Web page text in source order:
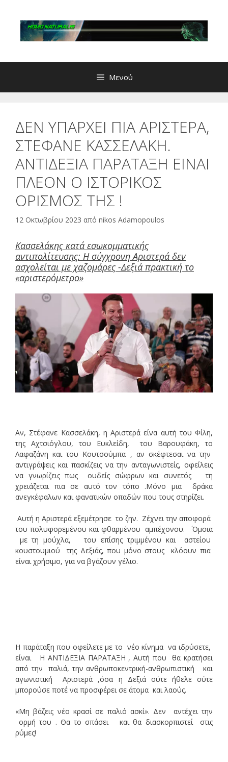
περιεχόμενο
Μενού
ΔΕΝ ΥΠΑΡΧΕΙ ΠΙΑ ΑΡΙΣΤΕΡΑ,
ΣΤΕΦΑΝΕ ΚΑΣΣΕΛΑΚΗ.
ΑΝΤΙΔΕΞΙΑ ΠΑΡΑΤΑΞΗ ΕΙΝΑΙ
ΠΛΕΟΝ Ο ΙΣΤΟΡΙΚΟΣ
ΟΡΙΣΜΟΣ ΤΗΣ !
12 Οκτωβρίου 2023 από nikos Adamopoulos
Κασσελάκης κατά εσωκομματικής
αντιπολίτευσης: Η σύγχρονη Αριστερά δεν
ασχολείται με χαζομάρες -Δεξιά πρακτική το
«αριστερόμετρο»
Αν, Στέφανε Κασσελάκη, η Αριστερά είνα αυτή του Φίλη,
της Αχτσιόγλου, του Ευκλείδη, του Βαρουφάκη, το
Λαφαζάνη και του Κουτσούμπα , αν σκέφτεσαι να την
αντιγράψεις και πασκίζεις να την ανταγωνιστείς, οφείλεις
να γνωρίζεις πως ουδείς σώφρων και συνετός τη
χρειάζεται πια σε αυτό τον τόπο .Μόνο μια δράκα
ανεγκέφαλων και φανατικών οπαδών που τους στηρίζει.
Αυτή η Αριστερά εξεμέτρησε το ζην. Ζέχνει την αποφορά
του πολυφορεμένου και φθαρμένου αμπέχονου. ΄ Ομοια
με τη μούχλα, του επίσης τριμμένου και αστείου
κουστουμιού της Δεξιάς, που μόνο στους κλόουν πια
είναι χρήσιμο, για να βγάζουν γέλιο.
Η παράταξη που οφείλετε με το νέο κίνημα να ιδρύσετε,
είναι Η ΑΝΤΙΔΕΞΙΑ ΠΑΡΑΤΑΞΗ , Αυτή που θα κρατήσει
από την παλιά, την ανθρωποκεντρική-ανθρωπιστική και
αγωνιστική Αριστερά ,όσα η Δεξιά ούτε ήθελε ούτε
μπορούσε ποτέ να προσφέρει σε άτομα και λαούς.
«Μη βάζεις νέο κρασί σε παλιό ασκί». Δεν αντέχει την
ορμή του . Θα το σπάσει και θα διασκορπιστεί στις
ρύμες!